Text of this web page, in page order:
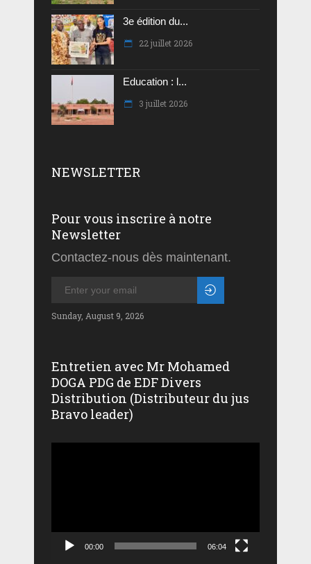
3e édition du...
22 juillet 2026
Education : l...
3 juillet 2026
NEWSLETTER
Pour vous inscrire à notre
Newsletter
Contactez-nous dès maintenant.
Sunday, August 9, 2026
Entretien avec Mr Mohamed
DOGA PDG de EDF Divers
Distribution (Distributeur du jus
Bravo leader)
00:00 06:04